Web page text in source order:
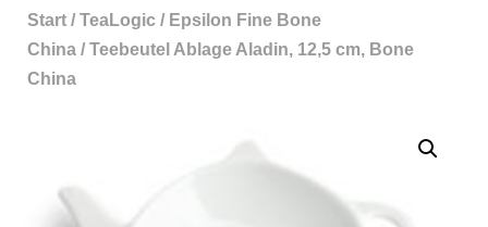
Start / TeaLogic / Epsilon Fine Bone
China / Teebeutel Ablage Aladin, 12,5 cm, Bone
China